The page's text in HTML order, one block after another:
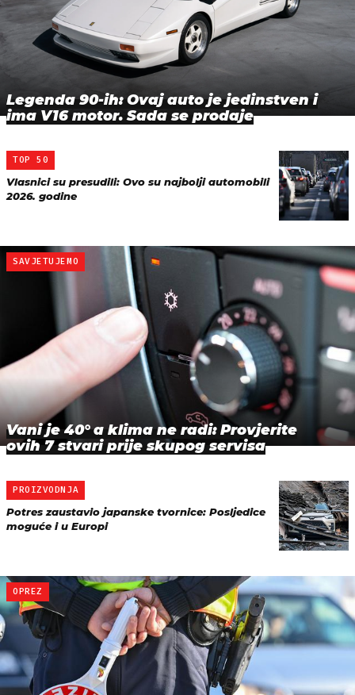
Legenda 90-ih: Ovaj auto je jedinstven i
ima V16 motor. Sada se prodaje
TOP 50
Vlasnici su presudili: Ovo su najbolji automobili
2026. godine
SAVJETUJEMO
Vani je 40° a klima ne radi: Provjerite
ovih 7 stvari prije skupog servisa
PROIZVODNJA
Potres zaustavio japanske tvornice: Posljedice
moguće i u Europi
OPREZ